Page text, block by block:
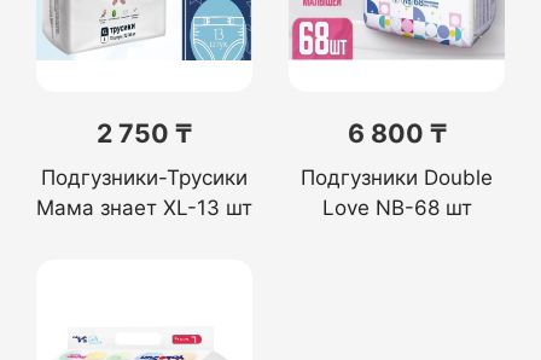
2 750 ₸
Подгузники-Трусики
Мама знает XL-13 шт
6 800 ₸
Подгузники Double
Love NB-68 шт